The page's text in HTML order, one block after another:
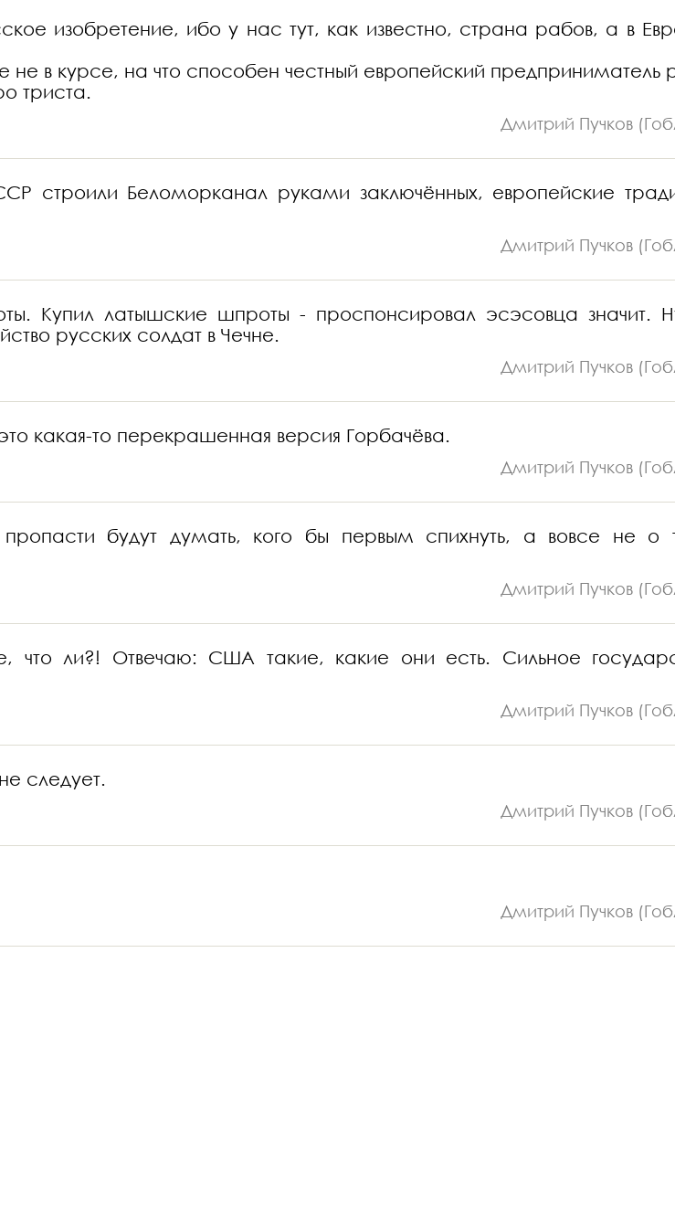
изобретение, ибо у нас тут, как известно, страна рабов, а в
в курсе, на что способен честный европейский предприниматель
триста.
Дмитрий Пучков
строили Беломорканал руками заключённых, европейские
Дмитрий Пучков
Купил латышские шпроты - проспонсировал эсэсовца значит.
русских солдат в Чечне.
Дмитрий Пучков
какая-то перекрашенная версия Горбачёва.
Дмитрий Пучков
будут думать, кого бы первым спихнуть, а вовсе не о
Дмитрий Пучков
ли?! Отвечаю: США такие, какие они есть. Сильное
Дмитрий Пучков
следует.
Дмитрий Пучков
Дмитрий Пучков